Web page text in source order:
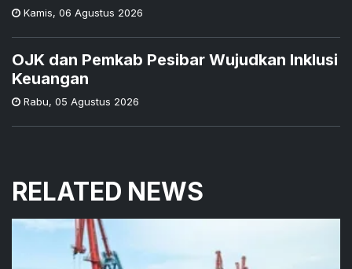
Kamis, 06 Agustus 2026
OJK dan Pemkab Pesibar Wujudkan Inklusi
Keuangan
Rabu, 05 Agustus 2026
RELATED NEWS